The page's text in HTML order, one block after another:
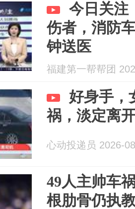
今日关注
伤者，消防
钟送医
福建第一帮帮团
好身手，
祸，淡定离
心动投递员 2026-
49人主帅车
根肋骨仍执